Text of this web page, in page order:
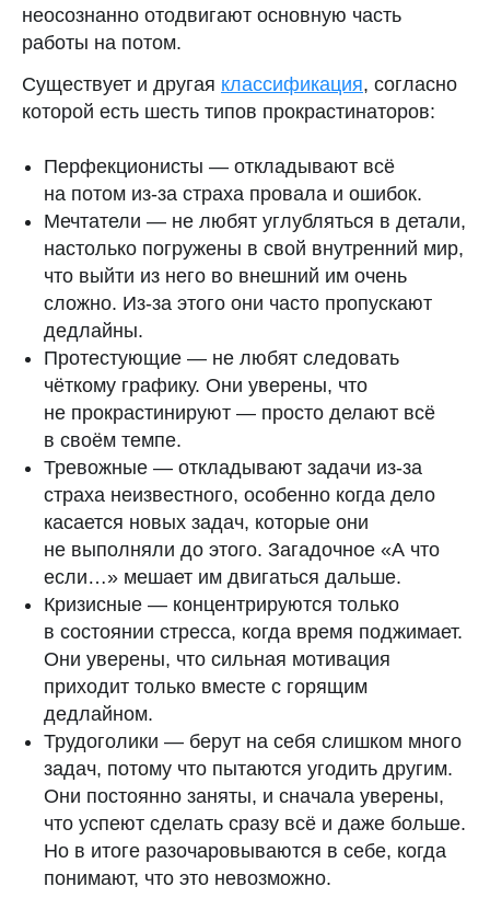
неосознанно отодвигают основную часть
работы на потом.
Существует и другая классификация, согласно
которой есть шесть типов прокрастинаторов:
Перфекционисты — откладывают всё
на потом из-за страха провала и ошибок.
Мечтатели — не любят углубляться в детали,
настолько погружены в свой внутренний мир,
что выйти из него во внешний им очень
сложно. Из-за этого они часто пропускают
дедлайны.
Протестующие — не любят следовать
чёткому графику. Они уверены, что
не прокрастинируют — просто делают всё
в своём темпе.
Тревожные — откладывают задачи из-за
страха неизвестного, особенно когда дело
касается новых задач, которые они
не выполняли до этого. Загадочное «А что
если…» мешает им двигаться дальше.
Кризисные — концентрируются только
в состоянии стресса, когда время поджимает.
Они уверены, что сильная мотивация
приходит только вместе с горящим
дедлайном.
Трудоголики — берут на себя слишком много
задач, потому что пытаются угодить другим.
Они постоянно заняты, и сначала уверены,
что успеют сделать сразу всё и даже больше.
Но в итоге разочаровываются в себе, когда
понимают, что это невозможно.